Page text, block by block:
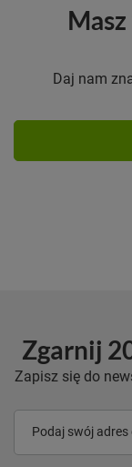
Daj nam
Zgarnij
Zapisz się do
Podaj swój adres